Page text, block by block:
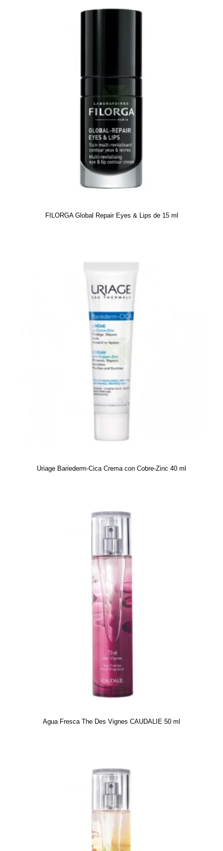
FILORGA Global Repair Eyes & Lips de 15 ml
Uriage Bariederm-Cica Crema con Cobre-Zinc 40 ml
Agua Fresca The Des Vignes CAUDALIE 50 ml